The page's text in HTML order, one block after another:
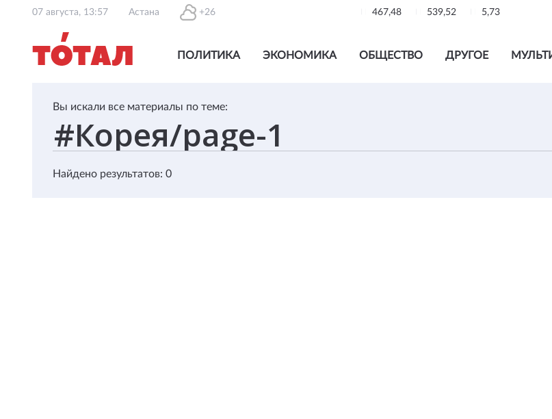
07 августа, 13:57 Астана +26 467,48 539,52 5,73
ПОЛИТИКА ЭКОНОМИКА ОБЩЕСТВО ДРУГОЕ
Вы искали все материалы по теме:
Найдено результатов: 0